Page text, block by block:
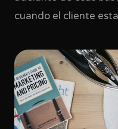
cuando el cliente